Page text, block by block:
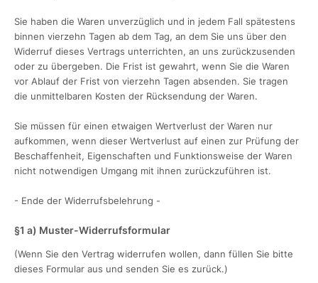
Sie haben die Waren unverzüglich und in jedem Fall spätestens
binnen vierzehn Tagen ab dem Tag, an dem Sie uns über den
Widerruf dieses Vertrags unterrichten, an uns zurückzusenden
oder zu übergeben. Die Frist ist gewahrt, wenn Sie die Waren
vor Ablauf der Frist von vierzehn Tagen absenden. Sie tragen
die unmittelbaren Kosten der Rücksendung der Waren.
Sie müssen für einen etwaigen Wertverlust der Waren nur
aufkommen, wenn dieser Wertverlust auf einen zur Prüfung der
Beschaffenheit, Eigenschaften und Funktionsweise der Waren
nicht notwendigen Umgang mit ihnen zurückzuführen ist.
- Ende der Widerrufsbelehrung -
§1 a) Muster-Widerrufsformular
(Wenn Sie den Vertrag widerrufen wollen, dann füllen Sie bitte
dieses Formular aus und senden Sie es zurück.)